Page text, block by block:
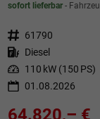
sofort lieferbar
Fahrzeugnr. 61790
Kraftstoff Diesel
Leistung 110 kW (150 PS)
01.08.2026
64.820,– €